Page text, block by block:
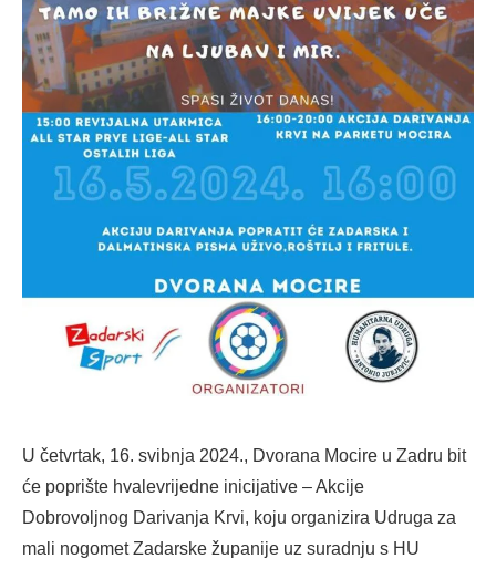
U četvrtak, 16. svibnja 2024., Dvorana Mocire u Zadru bit
će poprište hvalevrijedne inicijative – Akcije
Dobrovoljnog Darivanja Krvi, koju organizira Udruga za
mali nogomet Zadarske županije uz suradnju s HU